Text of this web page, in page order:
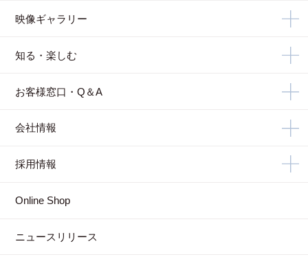
映像ギャラリー
知る・楽しむ
お客様窓口・Q＆A
会社情報
採用情報
Online Shop
ニュースリリース